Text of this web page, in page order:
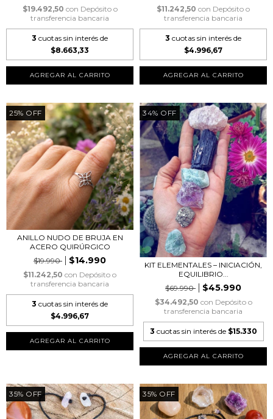
$19.492,50 con Depósito o
transferencia bancaria
3 cuotas sin interés de
$8.663,33
$11.242,50 con Depósito o
transferencia bancaria
3 cuotas sin interés de
$4.996,67
25% OFF
ANILLO NUDO DE BRUJA EN
ACERO QUIRÚRGICO
$19.990
$14.990
$11.242,50 con Depósito o
transferencia bancaria
3 cuotas sin interés de
$4.996,67
AGREGAR AL CARRITO
34% OFF
KIT ELEMENTALES – INICIACIÓN,
EQUILIBRIO...
$69.990
$45.990
$34.492,50 con Depósito o
transferencia bancaria
3 cuotas sin interés de $15.330
35% OFF 35% OFF